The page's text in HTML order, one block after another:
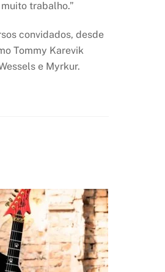
trabalho.”
convidados, desde
Tommy Karevik
e Myrkur.